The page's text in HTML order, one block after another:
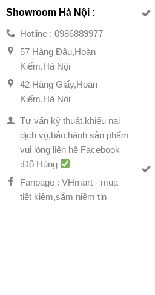
Showroom Hà Nội :
Hotline : 0986889977
57 Hàng Đậu,Hoàn
Kiếm,Hà Nội
42 Hàng Giấy,Hoàn
Kiếm,Hà Nội
Tư vấn kỹ thuật,khiếu nại
dịch vụ,bảo hành sản phẩm
vui lòng liên hệ Facebook
:Đỗ Hùng
Fanpage : VHmart - mua
tiết kiệm,sắm niềm tin